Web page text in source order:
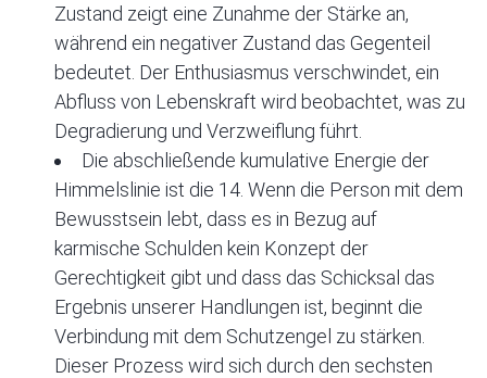
Zustand zeigt eine Zunahme der Stärke an,
während ein negativer Zustand das Gegenteil
bedeutet. Der Enthusiasmus verschwindet, ein
Abfluss von Lebenskraft wird beobachtet, was zu
Degradierung und Verzweiflung führt.
Die abschließende kumulative Energie der
Himmelslinie ist die 14. Wenn die Person mit dem
Bewusstsein lebt, dass es in Bezug auf
karmische Schulden kein Konzept der
Gerechtigkeit gibt und dass das Schicksal das
Ergebnis unserer Handlungen ist, beginnt die
Verbindung mit dem Schutzengel zu stärken.
Dieser Prozess wird sich durch den sechsten